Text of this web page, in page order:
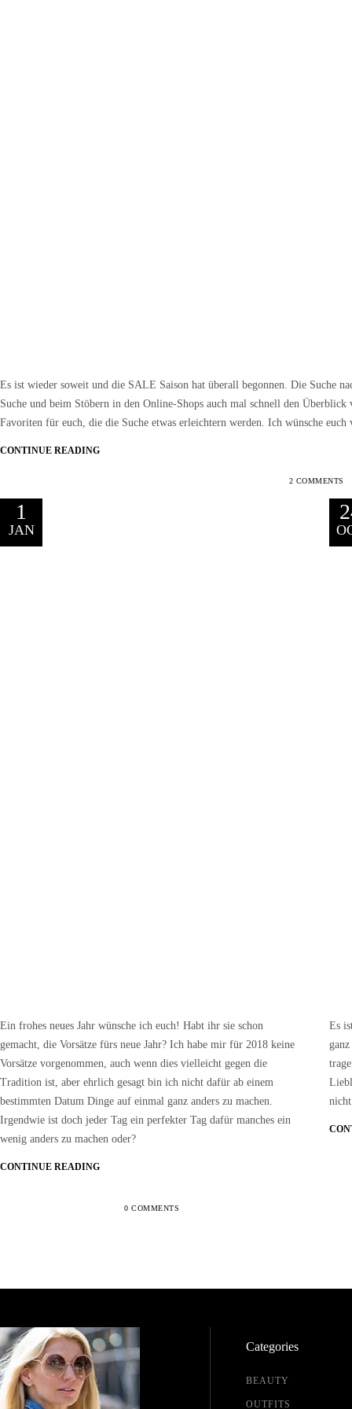
Es ist wieder soweit und die SALE Saison hat überall begonnen. Die Suche
Suche und beim Stöbern in den Online-Shops auch mal schnell den
Favoriten für euch, die die Suche etwas erleichtern werden. Ich wünsche
CONTINUE READING
2 COMMENTS
1
JAN
Ein frohes neues Jahr wünsche ich euch! Habt ihr sie schon
gemacht, die Vorsätze fürs neue Jahr? Ich habe mir für 2018 keine
Vorsätze vorgenommen, auch wenn dies vielleicht gegen die
Tradition ist, aber ehrlich gesagt bin ich nicht dafür ab einem
bestimmten Datum Dinge auf einmal ganz anders zu machen.
Irgendwie ist doch jeder Tag ein perfekter Tag dafür manches ein
wenig anders zu machen oder?
CONTINUE READING
0 COMMENTS
Es
Categories
BEAUTY
OUTFITS